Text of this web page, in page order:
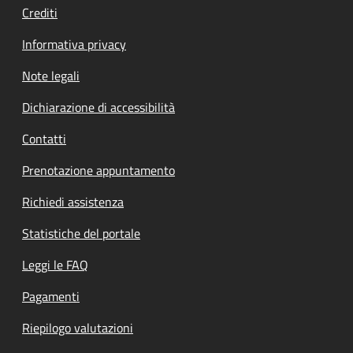
Crediti
Informativa privacy
Note legali
Dichiarazione di accessibilità
Contatti
Prenotazione appuntamento
Richiedi assistenza
Statistiche del portale
Leggi le FAQ
Pagamenti
Riepilogo valutazioni